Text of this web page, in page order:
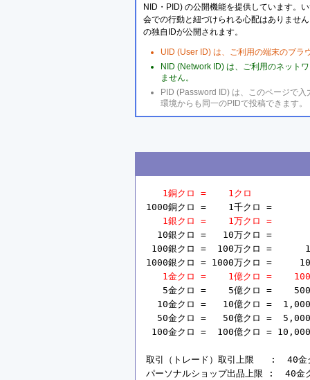
NID・PID) の公開機能を提供しています。
会での行動と紐づけられる心配はありませ
の独自IDが公開されます。
UID (User ID) は、ご利用の端末のブ
NID (Network ID) は、ご利用のネット
ません。
PID (Password ID) は、このページで
環境からも同一のPIDで投稿できます。
1銅クロ =    1クロ
1000銅クロ =    1千クロ =
1銀クロ =    1万クロ =
10銀クロ =   10万クロ =
100銀クロ =  100万クロ =
1000銀クロ = 1000万クロ =
1金クロ =    1億クロ =
5金クロ =    5億クロ =
10金クロ =   10億クロ =
50金クロ =   50億クロ =
100金クロ =  100億クロ =
取引（トレード）取引上限   :  40
パーソナルショップ出品上限 :